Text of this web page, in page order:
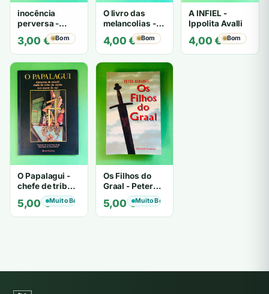
inocência
perversa -
PATRICIA
HIGHSMITH
3,00 € Bom
O livro das
melancolias -
Mantegazza
4,00€ Bom
A INFIEL -
Ippolita Avalli
4,00€ Bom
O Papalagui -
chefe de tribo
de tiavéa
5,00€Muito Bom
Os Filhos do
Graal - Peter
Berling
5,00€Muito Bom